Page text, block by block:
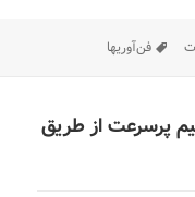
برچسب‌ها
فن‌آوریها
پرسرعت از طریق